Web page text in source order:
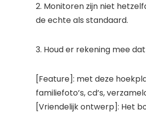
2. Monitoren zijn niet
de echte als standaard.
3. Houd er rekening mee
[Feature]: met deze
familiefoto’s, cd’s,
[Vriendelijk ontwerp]: Het